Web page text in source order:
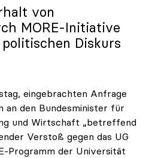
von
MORE-Initiative
Diskurs
eingebrachten Anfrage
an den Bundesminister für
und Wirtschaft „betreffend
Verstoß gegen das UG
Programm der Universität